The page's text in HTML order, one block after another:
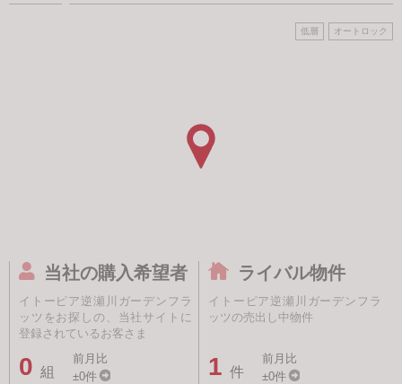
オートロック
低層
当社の購入希望者
イトーピア逆瀬川ガーデンフラ
ッツをお探しの、当社サイトに
登録されているお客さま
0 組
前月比
±0件
ライバル物件
イトーピア逆瀬川ガーデンフラ
ッツの売出し中物件
1 件
前月比
±0件